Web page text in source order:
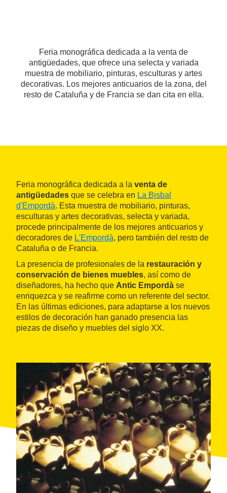
Feria monográfica dedicada a la venta de
antigüedades, que ofrece una selecta y variada
muestra de mobiliario, pinturas, esculturas y artes
decorativas. Los mejores anticuarios de la zona, del
resto de Cataluña y de Francia se dan cita en ella.
Feria monográfica dedicada a la venta de
antigüedades que se celebra en La Bisbal
d'Empordà. Esta muestra de mobiliario, pinturas,
esculturas y artes decorativas, selecta y variada,
procede principalmente de los mejores anticuarios y
decoradores de L'Empordà, pero también del resto de
Cataluña o de Francia.
La presencia de profesionales de la restauración y
conservación de bienes muebles, así como de
diseñadores, ha hecho que Antic Empordà se
enriquezca y se reafirme como un referente del sector.
En las últimas ediciones, para adaptarse a los nuevos
estilos de decoración han ganado presencia las
piezas de diseño y muebles del siglo XX.